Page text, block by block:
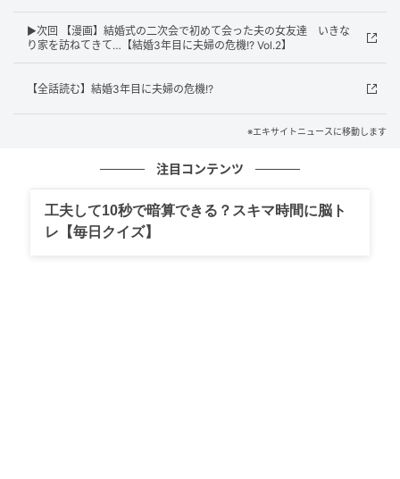
▶次回 【漫画】結婚式の二次会で初めて会った夫の女友達 いきな
り家を訪ねてきて…【結婚3年目に夫婦の危機!? Vol.2】
【全話読む】結婚3年目に夫婦の危機!?
※エキサイトニュースに移動します
注目コンテンツ
工夫して10秒で暗算できる？スキマ時間に脳ト
レ【毎日クイズ】